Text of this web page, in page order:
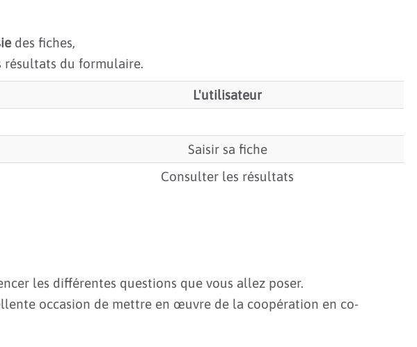
des fiches,
résultats du formulaire.
L'utilisateur
Saisir sa fiche
Consulter les résultats
les différentes questions que vous allez poser.
occasion de mettre en œuvre de la coopération en co-